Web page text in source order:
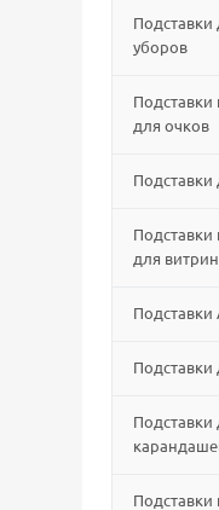
уборов
Подставки
для очков
Подставки
Подставки
для
Подставки
Подставки
Подставки
Подставки